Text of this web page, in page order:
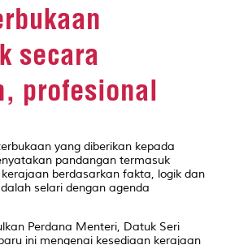
secara
profesional
yang diberikan kepada
pandangan termasuk
berdasarkan fakta, logik dan
selari dengan agenda
Perdana Menteri, Datuk Seri
ini mengenai kesediaan kerajaan